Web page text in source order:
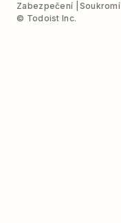
Zabezpečení Soukromí
© Todoist Inc.